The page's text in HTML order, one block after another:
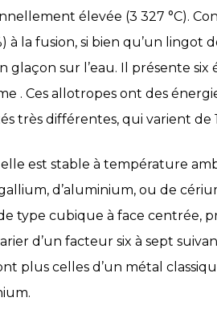
élevée (3 327 °C).
à la fusion, si bien qu’un
sur l’eau. Il présente six
. Ces allotropes ont des
très différentes, qui varient de
elle est stable à température
d’aluminium, ou de
type cubique à face centrée,
d’un facteur six à sept
plus celles d’un métal